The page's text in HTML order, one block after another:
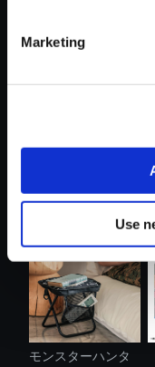
Marketing
Use
おすすめ商品
S・ケネディ ....
モンスターハンタ